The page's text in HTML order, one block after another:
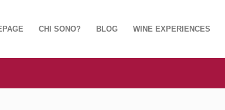
CHI SONO? BLOG WINE EXPERIENCES